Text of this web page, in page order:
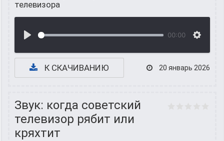
телевизора
00:00
К СКАЧИВАНИЮ 20 январь 2026
Звук: когда советский
телевизор рябит или
кряхтит